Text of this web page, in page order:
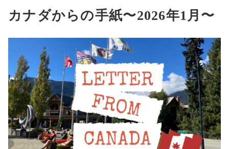
カナダからの手紙〜2026年1月〜